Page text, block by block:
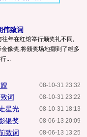
伟致词
年在红馆举行颁奖礼不同,
像奖,将颁奖场地挪到了维多
...
08-10-31 23:32
08-10-31 23:22
词
08-10-31 18:13
星光
08-06-13 20:09
银奖
08-06-13 13:25
致词